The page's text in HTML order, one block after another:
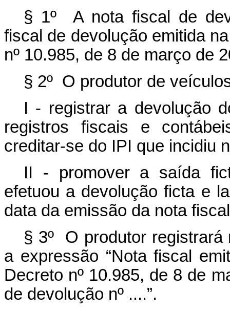
§ 1º A nota fiscal de
fiscal de devolução emitida
nº 10.985, de 8 de março de
§ 2º O produtor de
I - registrar a devolução
registros fiscais e
creditar-se do IPI que incidiu
II - promover a saída
efetuou a devolução ficta e
data da emissão da nota
§ 3º O produtor
a expressão “Nota fiscal
Decreto nº 10.985, de 8 de
de devolução nº ....”.